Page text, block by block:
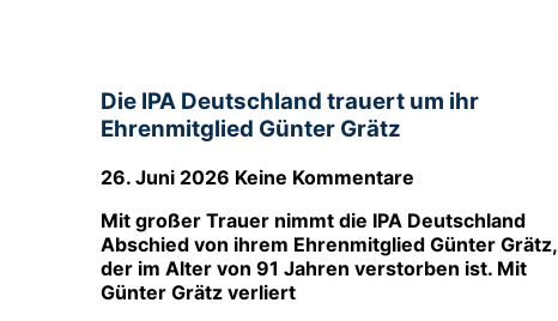
Die IPA Deutschland trauert um ihr
Ehrenmitglied Günter Grätz
26. Juni 2026 Keine Kommentare
Mit großer Trauer nimmt die IPA Deutschland
Abschied von ihrem Ehrenmitglied Günter Grätz,
der im Alter von 91 Jahren verstorben ist. Mit
Günter Grätz verliert